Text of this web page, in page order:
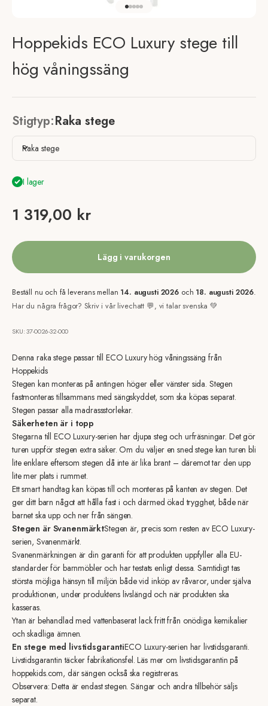
Gå till element 1
Gå till element 2
Gå till element 3
Gå till element 4
Gå till element 5
Hoppekids ECO Luxury stege till
hög våningssäng
Stigtyp:Raka stege
Raka stege
I lager
REA-pris
1 319,00 kr
Lägg i varukorgen
Beställ nu och få leverans mellan 14. augusti 2026 och 18. augusti 2026.
Har du några frågor? Skriv i vår livechatt 💬, vi talar svenska 💚
SKU: 37-0026-32-000
Denna raka stege passar till ECO Luxury hög våningssäng från
Hoppekids
Stegen kan monteras på antingen höger eller vänster sida. Stegen
fastmonteras tillsammans med sängskyddet, som ska köpas separat.
Stegen passar alla madrassstorlekar.
Säkerheten är i topp
Stegarna till ECO Luxury-serien har djupa steg och urfräsningar. Det gör
turen uppför stegen extra säker. Om du väljer en sned stege kan turen bli
lite enklare eftersom stegen då inte är lika brant – däremot tar den upp
lite mer plats i rummet.
Ett smart handtag kan köpas till och monteras på kanten av stegen. Det
ger ditt barn något att hålla fast i och därmed ökad trygghet, både när
barnet ska upp och ner från sängen.
Stegen är SvanenmärktStegen är, precis som resten av ECO Luxury-
serien, Svanenmärkt.
Svanenmärkningen är din garanti för att produkten uppfyller alla EU-
standarder för barnmöbler och har testats enligt dessa. Samtidigt tas
största möjliga hänsyn till miljön både vid inköp av råvaror, under själva
produktionen, under produktens livslängd och när produkten ska
kasseras.
Ytan är behandlad med vattenbaserat lack fritt från onödiga kemikalier
och skadliga ämnen.
En stege med livstidsgarantiECO Luxury-serien har livstidsgaranti.
Livstidsgarantin täcker fabrikationsfel. Läs mer om livstidsgarantin på
hoppekids.com, där sängen också ska registreras.
Observera: Detta är endast stegen. Sängar och andra tillbehör säljs
separat.